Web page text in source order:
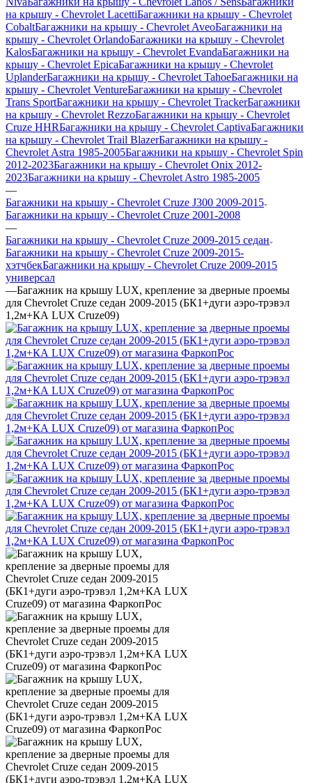
на крышу - Chevrolet LacettiБагажники на крышу - Chevrolet
CobaltБагажники на крышу - Chevrolet AveoБагажники на
крышу - Chevrolet OrlandoБагажники на крышу - Chevrolet
KalosБагажники на крышу - Chevrolet EvandaБагажники на
крышу - Chevrolet EpicaБагажники на крышу - Chevrolet
UplanderБагажники на крышу - Chevrolet TahoeБагажники на
крышу - Chevrolet VentureБагажники на крышу - Chevrolet
Trans SportБагажники на крышу - Chevrolet TrackerБагажники
на крышу - Chevrolet RezzoБагажники на крышу - Chevrolet
Cruze HHRБагажники на крышу - Chevrolet CaptivaБагажники
на крышу - Chevrolet Trail BlazerБагажники на крышу -
Chevrolet Astra 1985-2005Багажники на крышу - Chevrolet Spin
2012-2023Багажники на крышу - Chevrolet Onix 2012-
2023Багажники на крышу - Chevrolet Astro 1985-2005
—
Багажники на крышу - Chevrolet Cruze J300 2009-2015
Багажники на крышу - Chevrolet Cruze 2001-2008
—
Багажники на крышу - Chevrolet Cruze 2009-2015 седан
Багажники на крышу - Chevrolet Cruze 2009-2015-
хэтчбекБагажники на крышу - Chevrolet Cruze 2009-2015
универсал
—Багажник на крышу LUX, крепление за дверные проемы
для Chevrolet Cruze седан 2009-2015 (БК1+дуги аэро-трэвэл
1,2м+КА LUX Cruze09)